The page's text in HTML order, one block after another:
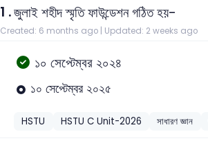
1 .জুলাই শহীদ স্মৃতি ফাউন্ডেশন গঠিত হয়-
Created: 6 months ago | Updated: 2 weeks ago
১০ সেপ্টেম্বর ২০২৪
১০ সেপ্টেম্বর ২০২৫
HSTU HSTU C Unit-2026 সাধারণ জ্ঞান